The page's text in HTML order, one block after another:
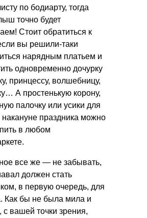
по бодиарту, тогда
точно будет
Стоит обратиться к
вы решили-таки
нарядным платьем и
одновременно дочурку
принцессу, волшебницу,
А простенькую корону,
палочку или усики для
накануне праздника можно
в любом
все же — не забывать,
должен стать
в первую очередь, для
Как бы не была мила и
вашей точки зрения,